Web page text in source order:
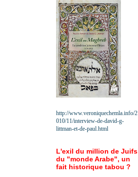
http://www.veroniquechemla.info/2
010/11/interview-de-david-g-
littman-et-de-paul.html
L'exil du million de Juifs
du "monde Arabe", un
fait historique tabou ?